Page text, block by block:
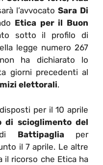
l’avvocato Sara Di
Etica per il Buon
sotto il profilo di
legge numero 267
ha dichiarato lo
giorni precedenti al
elettorali.
per il 10 aprile
di scioglimento del
Battipagliaper
il 7 aprile. Le altre
il ricorso che Etica ha